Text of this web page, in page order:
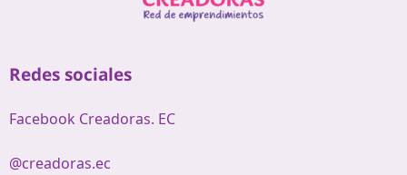
Redes sociales
Facebook Creadoras. EC
@creadoras.ec